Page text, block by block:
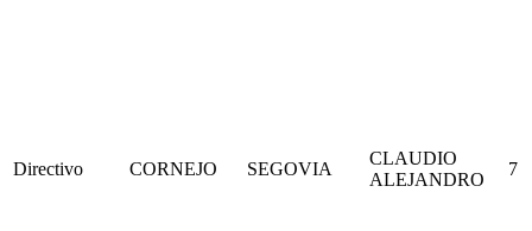
Directivo CORNEJO SEGOVIA
CLAUDIO
ALEJANDRO
7